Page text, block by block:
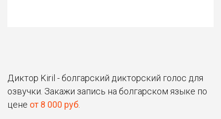
Диктор Kiril - болгарский дикторский голос для
озвучки. Закажи запись на болгарском языке по
цене от 8 000 руб